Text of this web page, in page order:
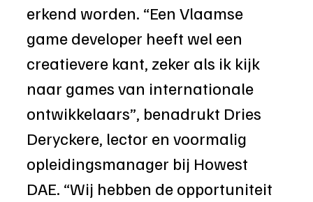
erkend worden. “Een Vlaamse
game developer heeft wel een
creatievere kant, zeker als ik kijk
naar games van internationale
ontwikkelaars”, benadrukt Dries
Deryckere, lector en voormalig
opleidingsmanager bij Howest
DAE. “Wij hebben de opportuniteit